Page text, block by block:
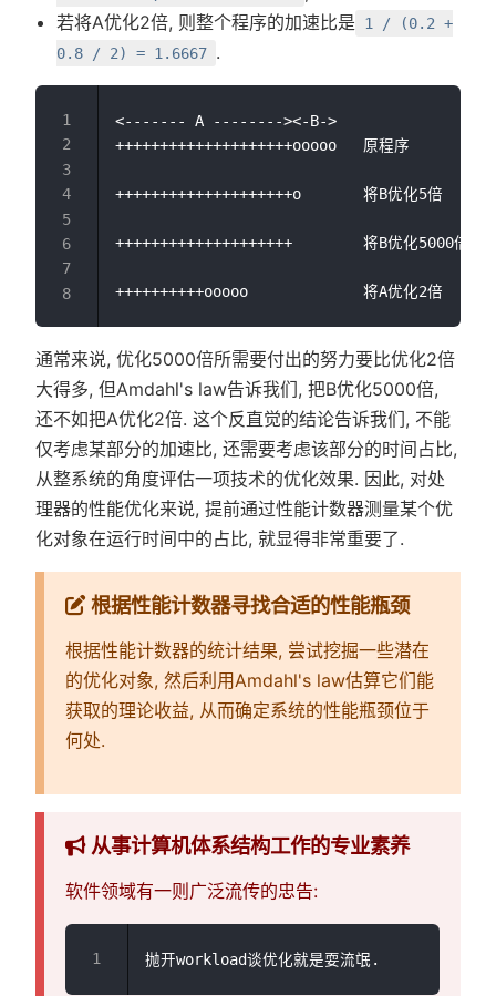
若将A优化2倍, 则整个程序的加速比是
1 / (0.2 +
0.8 / 2) = 1.6667 .
<------- A --------><-B->
++++++++++++++++++++ooooo   原程序
++++++++++++++++++++o       将B优化5倍
++++++++++++++++++++        将B优化5000倍, 优
通常来说, 优化5000倍所需要付出的努力要比优化2倍
大得多, 但Amdahl's law告诉我们, 把B优化5000倍,
还不如把A优化2倍. 这个反直觉的结论告诉我们, 不能
仅考虑某部分的加速比, 还需要考虑该部分的时间占比,
从整系统的角度评估一项技术的优化效果. 因此, 对处
理器的性能优化来说, 提前通过性能计数器测量某个优
化对象在运行时间中的占比, 就显得非常重要了.
根据性能计数器寻找合适的性能瓶颈
根据性能计数器的统计结果, 尝试挖掘一些潜在
的优化对象, 然后利用Amdahl's law估算它们能
获取的理论收益, 从而确定系统的性能瓶颈位于
何处.
从事计算机体系结构工作的专业素养
软件领域有一则广泛流传的忠告: